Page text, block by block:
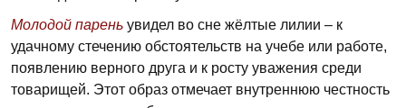
Молодой парень увидел во сне жёлтые лилии – к
удачному стечению обстоятельств на учебе или работе,
появлению верного друга и к росту уважения среди
товарищей. Этот образ отмечает внутреннюю честность